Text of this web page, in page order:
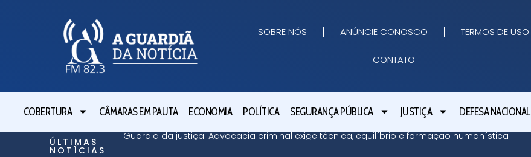
SOBRE NÓS ANÚNCIE CONOSCO TERMOS DE USO
CONTATO
COBERTURA CÂMARAS EM PAUTA ECONOMIA POLÍTICA SEGURANÇA PÚBLICA JUSTIÇA DEFESA NACIONAL
ÚLTIMAS
NOTÍCIAS
Guardiã da justiça: Advocacia criminal exige técnica, equilíbrio e formação humanística